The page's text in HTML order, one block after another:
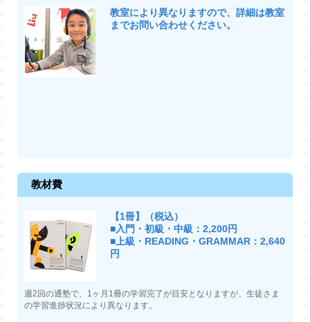
教室により異なりますので、詳細は教室
までお問い合わせください。
教材費
【1冊】（税込）
■入門・初級・中級：2,200円
■上級・READING・GRAMMAR：2,640
円
週2回の通塾で、1ヶ月1冊の学習完了が目安となりますが、生徒さま
の学習進捗状況により異なります。